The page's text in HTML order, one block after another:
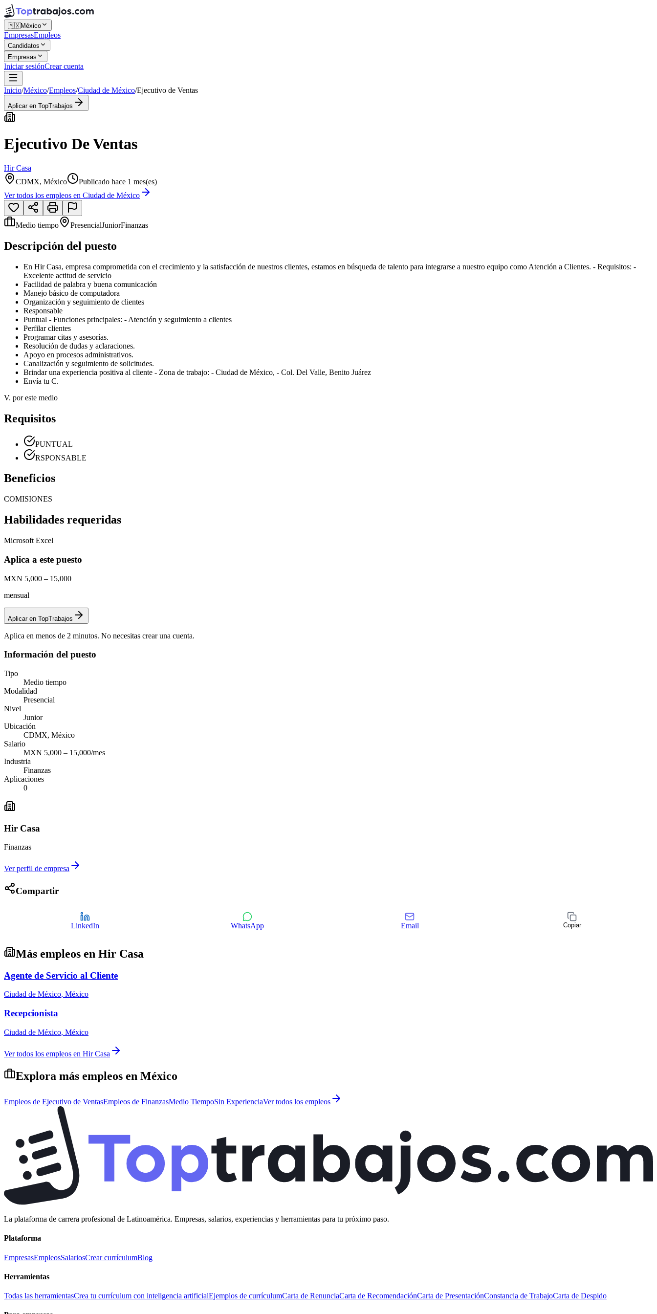
🇲🇽México
EmpresasEmpleos
Candidatos
Empresas
Iniciar sesiónCrear cuenta
Inicio/México/Empleos/Ciudad de México/Ejecutivo de Ventas
Aplicar en TopTrabajos
Ejecutivo De Ventas
Hir Casa
CDMX, México
Publicado hace 1 mes(es)
Ver todos los empleos en Ciudad de México
Medio tiempo PresencialJuniorFinanzas
Descripción del puesto
En Hir Casa, empresa comprometida con el crecimiento y la satisfacción de nuestros clientes, estamos en búsqueda de talento para integrarse a nuestro equipo como Atención a Clientes. - Requisitos: -
Excelente actitud de servicio
Facilidad de palabra y buena comunicación
Manejo básico de computadora
Organización y seguimiento de clientes
Responsable
Puntual - Funciones principales: - Atención y seguimiento a clientes
Perfilar clientes
Programar citas y asesorías.
Resolución de dudas y aclaraciones.
Apoyo en procesos administrativos.
Canalización y seguimiento de solicitudes.
Brindar una experiencia positiva al cliente - Zona de trabajo: - Ciudad de México, - Col. Del Valle, Benito Juárez
Envía tu C.
V. por este medio
Requisitos
PUNTUAL
RSPONSABLE
Beneficios
COMISIONES
Habilidades requeridas
Microsoft Excel
Aplica a este puesto
MXN 5,000 – 15,000
mensual
Aplicar en TopTrabajos
Aplica en menos de 2 minutos. No necesitas crear una cuenta.
Información del puesto
Tipo
Medio tiempo
Modalidad
Presencial
Nivel
Junior
Ubicación
CDMX, México
Salario
MXN 5,000 – 15,000/mes
Industria
Finanzas
Aplicaciones
0
Hir Casa
Finanzas
Ver perfil de empresa
Compartir
LinkedIn WhatsApp Email Copiar
Más empleos en Hir Casa
Agente de Servicio al Cliente
Ciudad de México, México
Recepcionista
Ciudad de México, México
Ver todos los empleos en Hir Casa
Explora más empleos en México
Empleos de Ejecutivo de VentasEmpleos de FinanzasMedio TiempoSin ExperienciaVer todos los empleos
La plataforma de carrera profesional de Latinoamérica. Empresas, salarios, experiencias y herramientas para tu próximo paso.
Plataforma
EmpresasEmpleosSalariosCrear currículumBlog
Herramientas
Todas las herramientasCrea tu currículum con inteligencia artificialEjemplos de currículumCarta de RenunciaCarta de RecomendaciónCarta de PresentaciónConstancia de TrabajoCarta de Despido